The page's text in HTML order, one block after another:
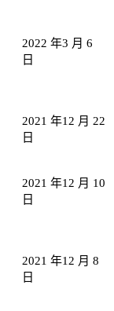
2022 年3 月 6
日
2021 年12 月 22
日
2021 年12 月 10
日
2021 年12 月 8
日